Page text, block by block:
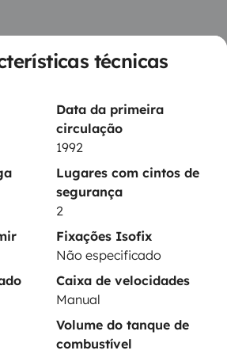
técnicas
Data da primeira
circulação
1992
Lugares com cintos de
segurança
2
Fixações Isofix
Não especificado
Caixa de velocidades
Manual
Volume do tanque de
combustível
seguros
na Disponível na